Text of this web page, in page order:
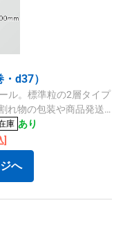
d37）
ル。標準粒の2層タイプ
れ物の包装や商品発送
庫 あり
]
へ